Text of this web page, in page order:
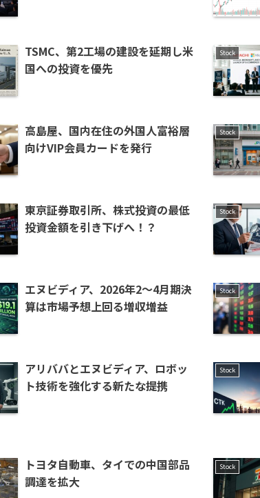
TSMC、第2工場の建設を延期し米
国への投資を優先
Stock
高島屋、国内在住の外国人富裕層
向けVIP会員カードを発行
Stock
東京証券取引所、株式投資の最低
投資金額を引き下げへ！？
Stock
エヌビディア、2026年2〜4月期決
算は市場予想上回る増収増益
Stock
アリババとエヌビディア、ロボッ
ト技術を強化する新たな提携
Stock
トヨタ自動車、タイでの中国部品
調達を拡大
Stock